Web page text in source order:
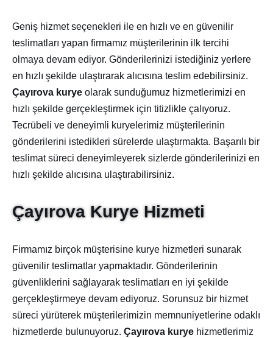
Geniş hizmet seçenekleri ile en hızlı ve en güvenilir
teslimatları yapan firmamız müşterilerinin ilk tercihi
olmaya devam ediyor. Gönderilerinizi istediğiniz yerlere
en hızlı şekilde ulaştırarak alıcısına teslim edebilirsiniz.
Çayırova kurye olarak sunduğumuz hizmetlerimizi en
hızlı şekilde gerçekleştirmek için titizlikle çalıyoruz.
Tecrübeli ve deneyimli kuryelerimiz müşterilerinin
gönderilerini istedikleri sürelerde ulaştırmakta. Başarılı bir
teslimat süreci deneyimleyerek sizlerde gönderilerinizi en
hızlı şekilde alıcısına ulaştırabilirsiniz.
Çayırova Kurye Hizmeti
Firmamız birçok müşterisine kurye hizmetleri sunarak
güvenilir teslimatlar yapmaktadır. Gönderilerinin
güvenliklerini sağlayarak teslimatları en iyi şekilde
gerçekleştirmeye devam ediyoruz. Sorunsuz bir hizmet
süreci yürüterek müşterilerimizin memnuniyetlerine odaklı
hizmetlerde bulunuyoruz.Çayırova kurye hizmetlerimiz